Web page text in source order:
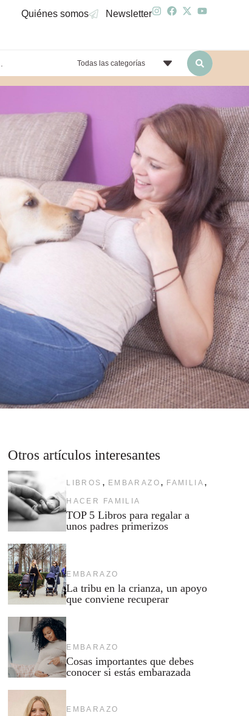
Quiénes somos Newsletter
Todas las categorías
Otros artículos interesantes
LIBROS , EMBARAZO , FAMILIA ,
HACER FAMILIA
TOP 5 Libros para regalar a
unos padres primerizos
EMBARAZO
La tribu en la crianza, un apoyo
que conviene recuperar
EMBARAZO
Cosas importantes que debes
conocer si estás embarazada
EMBARAZO